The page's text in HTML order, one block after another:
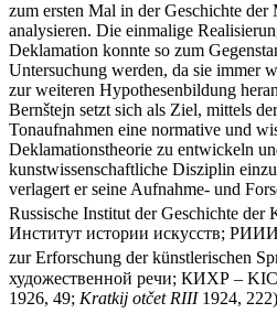
zum ersten Mal in der Geschichte
analysieren. Die einmalige
Deklamation konnte so zum
Untersuchung werden, da sie immer
zur weiteren Hypothesenbildung
Bernštejn setzt sich als Ziel, mittels
Tonaufnahmen eine normative und
Deklamationstheorie zu entwickeln
kunstwissenschaftliche Disziplin
verlagert er seine Aufnahme- und
Russische Institut der Geschichte der
Институт истории искусств;
zur Erforschung der künstlerischen
художественной речи; КИХР –
1926, 49; Kratkij otčet RIII1924,